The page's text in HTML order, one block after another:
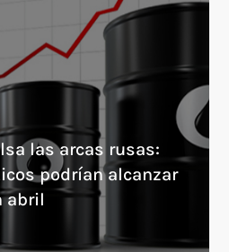
las arcas rusas:
podrían alcanzar
abril